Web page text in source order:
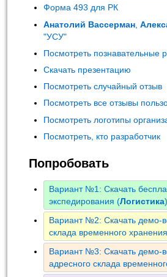
Форма 493 для РК
Анатолий Вассерман
"УСУ"
Посмотреть познавательные
Скачать презентацию
Посмотреть случайный отзыв
Посмотреть все отзывы
Посмотреть логотипы
Посмотреть, кто разработчик
Попробовать
Вариант №1: Скачать
экспедирования (Логистика)
Вариант №2: Скачать демо-
склада временного
Вариант №3: Скачать демо-
адресного склада